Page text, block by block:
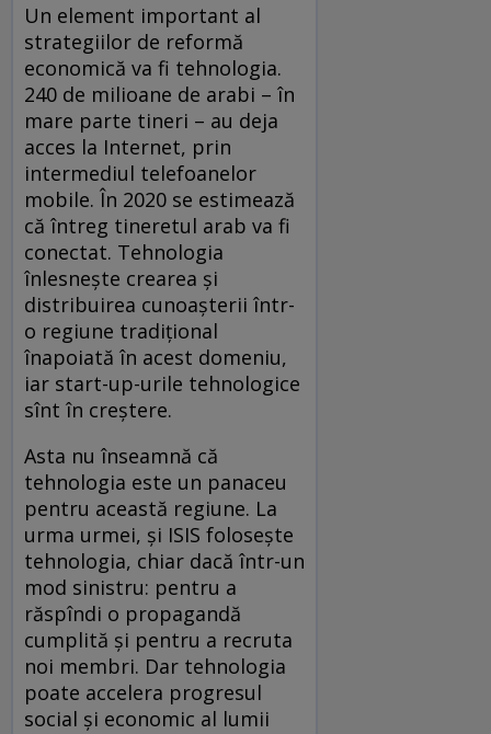
Un element important al
strategiilor de reformă
economică va fi tehnologia.
240 de milioane de arabi – în
mare parte tineri – au deja
acces la Internet, prin
intermediul telefoanelor
mobile. În 2020 se estimează
că întreg tineretul arab va fi
conectat. Tehnologia
înlesnește crearea și
distribuirea cunoașterii într-
o regiune tradițional
înapoiată în acest domeniu,
iar start-up-urile tehnologice
sînt în creștere.
Asta nu înseamnă că
tehnologia este un panaceu
pentru această regiune. La
urma urmei, și ISIS folosește
tehnologia, chiar dacă într-un
mod sinistru: pentru a
răspîndi o propagandă
cumplită și pentru a recruta
noi membri. Dar tehnologia
poate accelera progresul
social și economic al lumii